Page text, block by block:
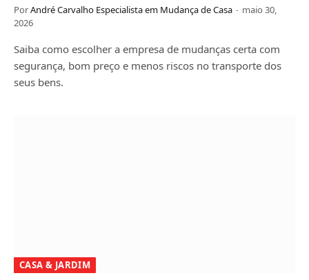
PorAndré Carvalho Especialista em Mudança de Casa
maio 30,
2026
Saiba como escolher a empresa de mudanças certa com
segurança, bom preço e menos riscos no transporte dos
seus bens.
CASA & JARDIM